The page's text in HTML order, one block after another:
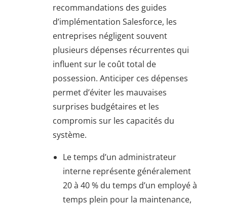
recommandations des guides
d’implémentation Salesforce, les
entreprises négligent souvent
plusieurs dépenses récurrentes qui
influent sur le coût total de
possession. Anticiper ces dépenses
permet d’éviter les mauvaises
surprises budgétaires et les
compromis sur les capacités du
système.
Le temps d’un administrateur
interne représente généralement
20 à 40 % du temps d’un employé à
temps plein pour la maintenance,